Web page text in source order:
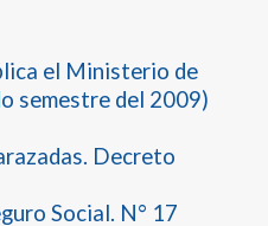
el Ministerio de
semestre del 2009)
Decreto
Social. N° 17